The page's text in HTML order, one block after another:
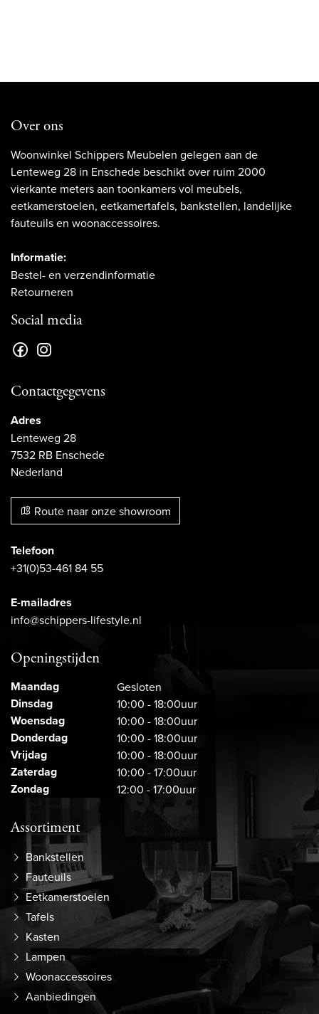
Over ons
Woonwinkel Schippers Meubelen gelegen aan de
Lenteweg 28 in Enschede beschikt over ruim 2000
vierkante meters aan toonkamers vol meubels,
eetkamerstoelen, eetkamertafels, bankstellen, landelijke
fauteuils en woonaccessoires.
Informatie:
Bestel- en verzendinformatie
Retourneren
Social media
Contactgegevens
Adres
Lenteweg 28
7532 RB Enschede
Nederland
Route naar onze showroom
Telefoon
+31(0)53-461 84 55
E-mailadres
info@schippers-lifestyle.nl
Openingstijden
Maandag Gesloten
Dinsdag 10:00 - 18:00uur
Woensdag 10:00 - 18:00uur
Donderdag 10:00 - 18:00uur
Vrijdag 10:00 - 18:00uur
Zaterdag 10:00 - 17:00uur
Zondag 12:00 - 17:00uur
Assortiment
Bankstellen
Fauteuils
Eetkamerstoelen
Tafels
Kasten
Lampen
Woonaccessoires
Aanbiedingen